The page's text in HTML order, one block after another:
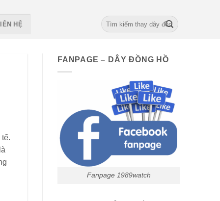
HỆ
Search
for:
FANPAGE – DÂY ĐỒNG HỒ
Fanpage 1989watch